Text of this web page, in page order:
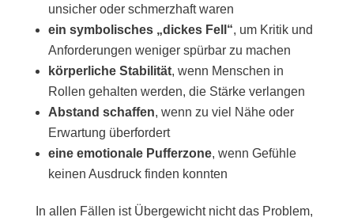
unsicher oder schmerzhaft waren
ein symbolisches „dickes Fell“, um Kritik und
Anforderungen weniger spürbar zu machen
körperliche Stabilität, wenn Menschen in
Rollen gehalten werden, die Stärke verlangen
Abstand schaffen, wenn zu viel Nähe oder
Erwartung überfordert
eine emotionale Pufferzone, wenn Gefühle
keinen Ausdruck finden konnten
In allen Fällen ist Übergewicht nicht das Problem,